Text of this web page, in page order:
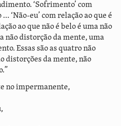
‘Sofrimento’ com
‘Não-eu’ com relação ao que é
ao que não é belo é uma não
não distorção da mente, uma
Essas são as quatro não
distorções da mente, não
no impermanente,